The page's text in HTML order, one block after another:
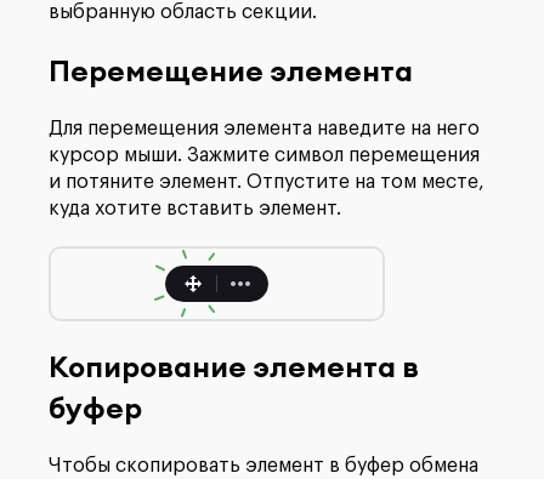
выбранную область секции.
Перемещение элемента
Для перемещения элемента наведите на него
курсор мыши. Зажмите символ перемещения
и потяните элемент. Отпустите на том месте,
куда хотите вставить элемент.
Копирование элемента в
буфер
Чтобы скопировать элемент в буфер обмена